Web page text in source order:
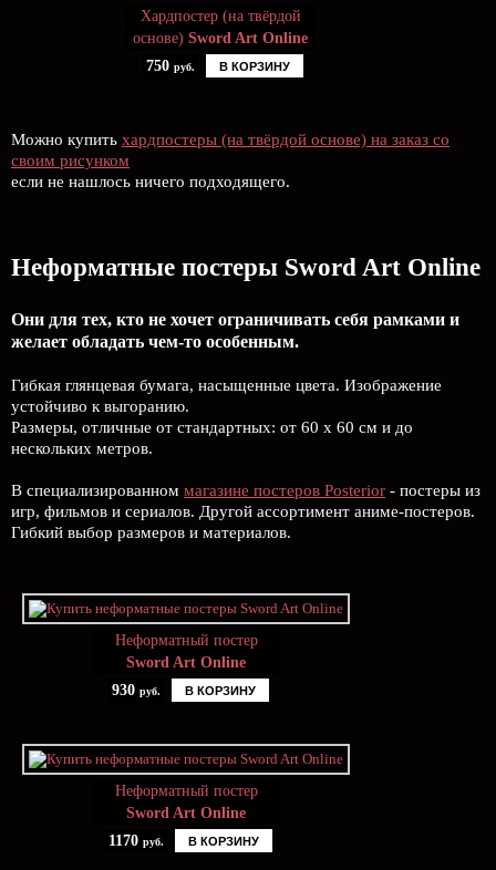
Хардпостер (на твёрдой
основе) Sword Art Online
750 руб. В КОРЗИНУ
Можно купить хардпостеры (на твёрдой основе) на заказ со
своим рисунком
если не нашлось ничего подходящего.
Неформатные постеры Sword Art Online
Они для тех, кто не хочет ограничивать себя рамками и
желает обладать чем-то особенным.
Гибкая глянцевая бумага, насыщенные цвета. Изображение
устойчиво к выгоранию.
Размеры, отличные от стандартных: от 60 х 60 см и до
нескольких метров.
В специализированном магазине постеров Posterior - постеры из
игр, фильмов и сериалов. Другой ассортимент аниме-постеров.
Гибкий выбор размеров и материалов.
Неформатный постер
Sword Art Online
930 руб. В КОРЗИНУ
Неформатный постер
Sword Art Online
1170 руб. В КОРЗИНУ